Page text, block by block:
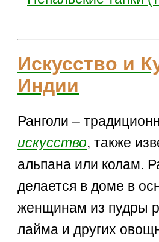
Искусство и
Индии
Ранголи –
искусство, также
альпана или колам.
делается в доме в
женщинам из пудры
лайма и других